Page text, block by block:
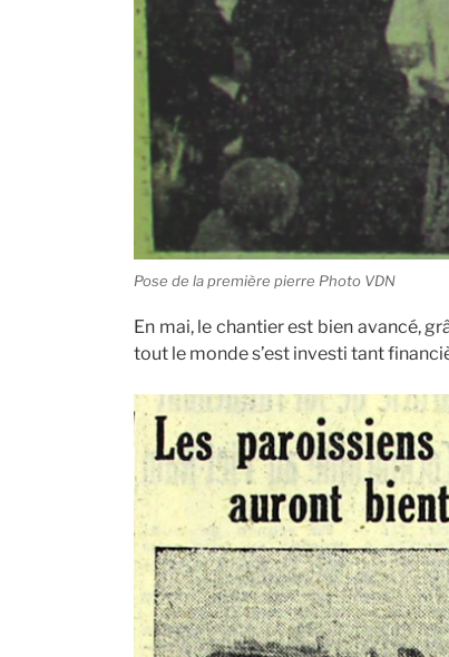
Pose de la première pierre Photo VDN
En mai, le chantier est bien avancé,
tout le monde s’est investi tant